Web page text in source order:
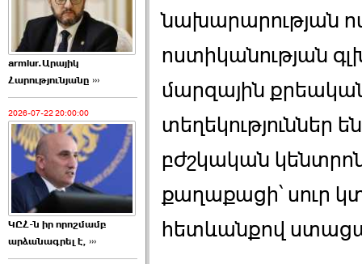
armlur.Արայիկ
Հարությունյանը ›››
2026-07-22 20:00:00
ԿԸՀ-ն իր որոշմամբ
արձանագրել է, ›››
նախարարության
ոստիկանության
մարզային
տեղեկություններ
բժշկական
քաղաքացի՝ սուր
հետևանքով